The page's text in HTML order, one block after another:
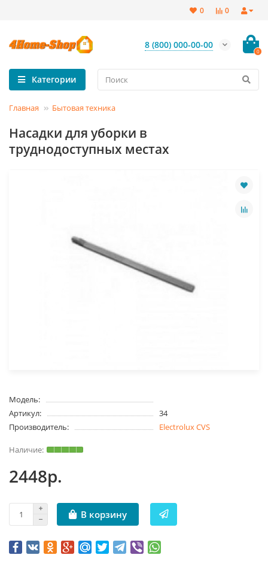
0
0
8 (800) 000-00-00
0
Категории
Главная Бытовая техника
Насадки для уборки в
труднодоступных местах
Модель:
Артикул:
34
Производитель:
Electrolux CVS
2448р.
В корзину